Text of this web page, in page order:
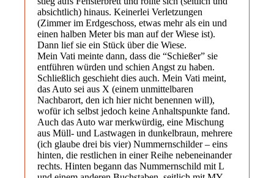
absichtlich) hinaus. Keinerlei Verletzungen
(Zimmer im Erdgeschoss, etwas mehr als ein und
einen halben Meter bis man auf der Wiese ist).
Dann lief sie ein Stück über die Wiese.
Mein Vati meinte dann, dass die “Schießer” sie
entführen würden und schien Angst zu haben.
Schließlich geschieht dies auch. Mein Vati meint,
das Auto sei aus X (einem unmittelbaren
Nachbarort, den ich hier nicht benennen will),
wofür ich selbst jedoch keine Anhaltspunkte fand.
Auch das Auto war merkwürdig, eine Mischung
aus Müll- und Lastwagen in dunkelbraun, mehrere
(ich glaube drei bis vier) Nummernschilder – eins
hinten, die restlichen in einer Reihe nebeneinander
rechts. Hinten begann das Nummernschild mit L